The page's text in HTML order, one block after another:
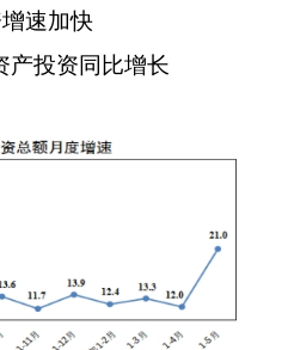
速加快
产投资同比增长